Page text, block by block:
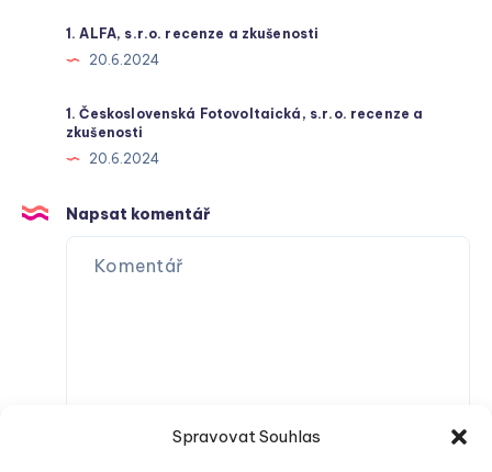
Spravovat Souhlas
1. ALFA, s.r.o. recenze a zkušenosti
20.6.2024
1. Československá Fotovoltaická, s.r.o. recenze a
zkušenosti
20.6.2024
Napsat komentář